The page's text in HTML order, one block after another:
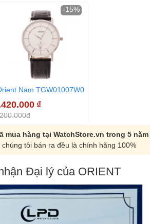
Nam TGW01007W0
₫
-15%
mua hàng tại WatchStore.vn trong 5 năm
tôi bán ra đều là chính hãng 100%
Đại lý của ORIENT